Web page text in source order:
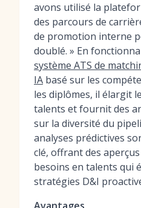
avons utilisé la
des parcours de
de promotion interne
doublé. » En
système ATS de
IA basé sur les
les diplômes, il élargit
talents et fournit des
sur la diversité du
analyses prédictives
clé, offrant des
besoins en talents qui
stratégies D&I